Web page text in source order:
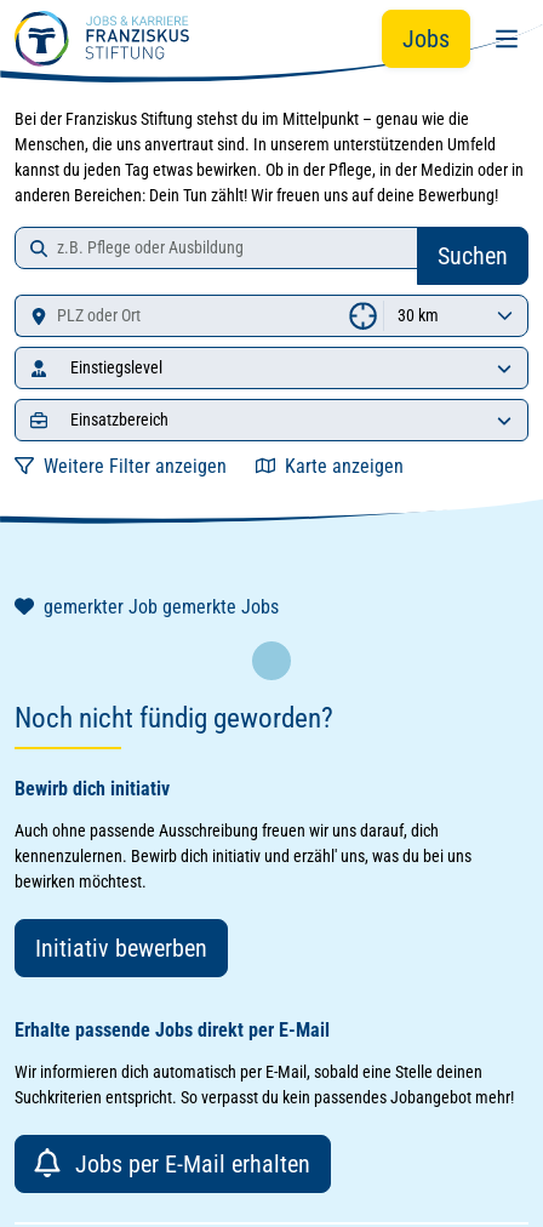
Zur Jobsuche springen Zum Hauptinhalt springen
Jobs
Bei der Franziskus Stiftung stehst du im Mittelpunkt – genau wie die
Menschen, die uns anvertraut sind. In unserem unterstützenden Umfeld
kannst du jeden Tag etwas bewirken. Ob in der Pflege, in der Medizin oder in
anderen Bereichen: Dein Tun zählt! Wir freuen uns auf deine Bewerbung!
Job-Suche
Suchen
Standort
Zu den Suchergebnissen springen
Einstiegslevel
Einsatzbereich
Weitere Filter anzeigen Karte anzeigen
gemerkter Job gemerkte Jobs
Laden
Noch nicht fündig geworden?
Bewirb dich initiativ
Auch ohne passende Ausschreibung freuen wir uns darauf, dich
kennenzulernen. Bewirb dich initiativ und erzähl' uns, was du bei uns
bewirken möchtest.
Initiativ bewerben
Erhalte passende Jobs direkt per E-Mail
Wir informieren dich automatisch per E-Mail, sobald eine Stelle deinen
Suchkriterien entspricht. So verpasst du kein passendes Jobangebot mehr!
Jobs per E-Mail erhalten